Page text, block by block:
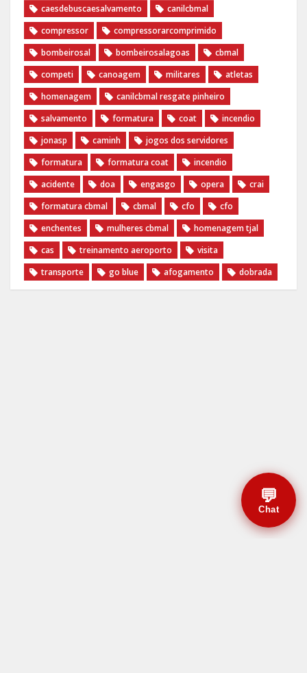
caesdebuscaesalvamento
canilcbmal
compressor
compressorarcomprimido
bombeirosal
bombeirosalagoas
cbmal
competi
canoagem militares
atletas
homenagem
canilcbmal resgate pinheiro
salvamento
formatura coat
incendio
jonasp
caminh
jogos dos servidores
formatura
formatura coat
incendio
acidente
doa engasgo opera
crai
formatura cbmal
cbmal cfo
cfo
enchentes
mulheres cbmal
homenagem tjal
cas
treinamento aeroporto
visita
transporte
go blue afogamento dobrada
💬
Chat